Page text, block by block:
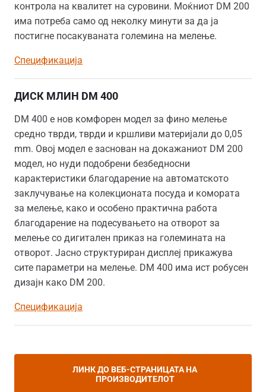
контрола на квалитет на суровини. Моќниот DM 200
има потреба само од неколку минути за да ја
постигне посакуваната големина на мелење.
Спецификација
ДИСК МЛИН DM 400
DM 400 е нов комфорен модел за фино мелење
средно тврди, тврди и кршливи материјали до 0,05
mm. Овој модел е заснован на докажаниот DM 200
модел, но нуди подобрени безбедносни
карактеристики благодарение на автоматското
заклучување на колекционата посуда и комората
за мелење, како и особено практична работа
благодарение на подесувањето на отворот за
мелење со дигитален приказ на големината на
отворот. Јасно структуриран дисплеј прикажува
сите параметри на мелење. DM 400 има ист робусен
дизајн како DM 200.
Спецификација
ЛИНК ДО ВЕБ-СТРАНИЦАТА НА
ПРОИЗВОДИТЕЛОТ